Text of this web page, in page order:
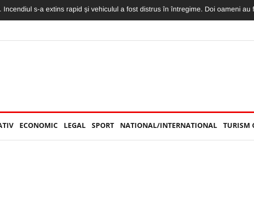
Pasagera din taxiul implicat în impactul cu o mașină a fost rănită. A fost
ECONOMIC LEGAL SPORT NATIONAL/INTERNATIONAL TURISM